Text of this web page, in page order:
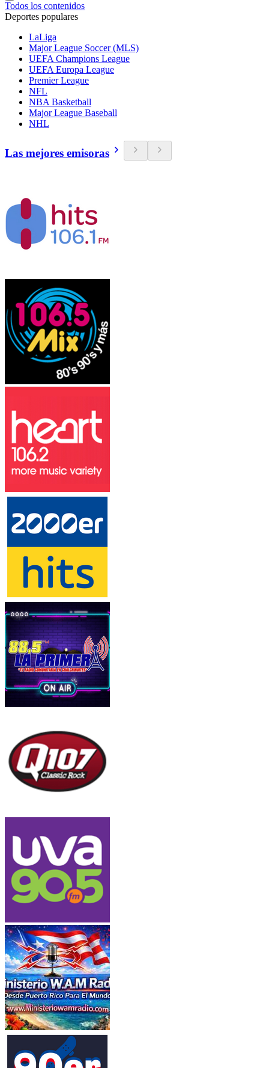
Todos los contenidos
Deportes populares
LaLiga
Major League Soccer (MLS)
UEFA Champions League
UEFA Europa League
Premier League
NFL
NBA Basketball
Major League Baseball
NHL
Las mejores emisoras